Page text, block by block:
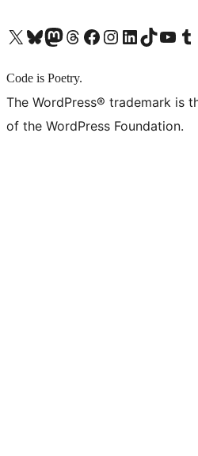
X (旧 Twitter) アカウントへBluesky アカウントへMastodon アカウントへThreads アカウントへ Facebook ページへInstagram アカウントへ LinkedIn アカウントへTikTok アカウントへYouTube チャンネルへ Tumblr アカウントへ
Code is Poetry.
The WordPress® trademark is
of the WordPress Foundation.